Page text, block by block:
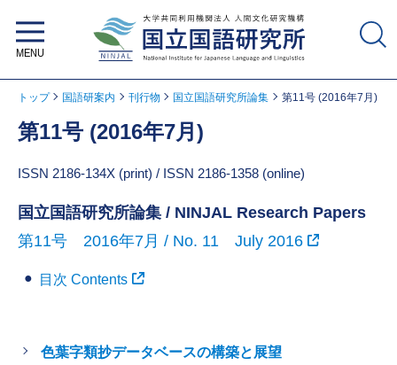
トップ 国語研案内 刊行物 国立国語研究所論集 第11号 (2016年7月)
第11号 (2016年7月)
ISSN 2186-134X (print) / ISSN 2186-1358 (online)
国立国語研究所論集 / NINJAL Research Papers
第11号 2016年7月 / No. 11 July 2016
目次 Contents
色葉字類抄データベースの構築と展望